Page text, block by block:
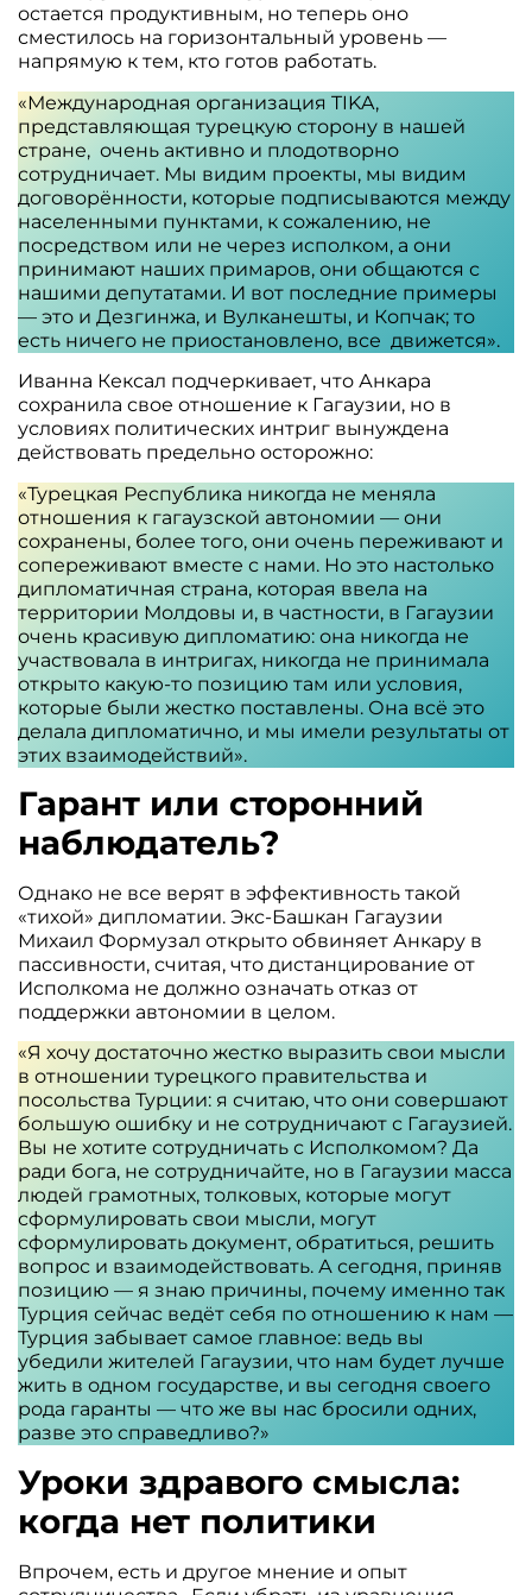
остается продуктивным, но теперь оно
сместилось на горизонтальный уровень —
напрямую к тем, кто готов работать.
«Международная организация TIKA,
представляющая турецкую сторону в нашей
стране, очень активно и плодотворно
сотрудничает. Мы видим проекты, мы видим
договорённости, которые подписываются между
населенными пунктами, к сожалению, не
посредством или не через исполком, а они
принимают наших примаров, они общаются с
нашими депутатами. И вот последние примеры
— это и Дезгинжа, и Вулканешты, и Копчак; то
есть ничего не приостановлено, все движется».
Иванна Кексал подчеркивает, что Анкара
сохранила свое отношение к Гагаузии, но в
условиях политических интриг вынуждена
действовать предельно осторожно:
«Турецкая Республика никогда не меняла
отношения к гагаузской автономии — они
сохранены, более того, они очень переживают и
сопереживают вместе с нами. Но это настолько
дипломатичная страна, которая ввела на
территории Молдовы и, в частности, в Гагаузии
очень красивую дипломатию: она никогда не
участвовала в интригах, никогда не принимала
открыто какую-то позицию там или условия,
которые были жестко поставлены. Она всё это
делала дипломатично, и мы имели результаты от
этих взаимодействий».
Гарант или сторонний
наблюдатель?
Однако не все верят в эффективность такой
«тихой» дипломатии. Экс-Башкан Гагаузии
Михаил Формузал открыто обвиняет Анкару в
пассивности, считая, что дистанцирование от
Исполкома не должно означать отказ от
поддержки автономии в целом.
«Я хочу достаточно жестко выразить свои мысли
в отношении турецкого правительства и
посольства Турции: я считаю, что они совершают
большую ошибку и не сотрудничают с Гагаузией.
Вы не хотите сотрудничать с Исполкомом? Да
ради бога, не сотрудничайте, но в Гагаузии масса
людей грамотных, толковых, которые могут
сформулировать свои мысли, могут
сформулировать документ, обратиться, решить
вопрос и взаимодействовать. А сегодня, приняв
позицию — я знаю причины, почему именно так
Турция сейчас ведёт себя по отношению к нам —
Турция забывает самое главное: ведь вы
убедили жителей Гагаузии, что нам будет лучше
жить в одном государстве, и вы сегодня своего
рода гаранты — что же вы нас бросили одних,
разве это справедливо?»
Уроки здравого смысла:
когда нет политики
Впрочем, есть и другое мнение и опыт